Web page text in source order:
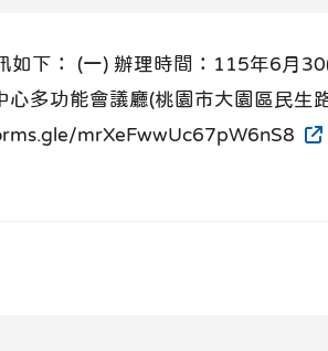
下： (一) 辦理時間：115年6月
多功能會議廳(桃園市大園區民生
mrXeFwwUc67pW6nS8